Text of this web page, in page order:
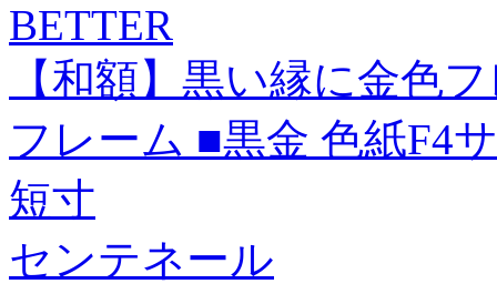
BETTER
【和額】黒い縁に金色
フレーム ■黒金 色紙F4
短寸
センテネール